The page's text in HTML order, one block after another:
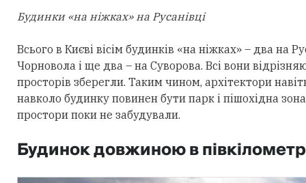
Будинки «на ніжках» на Русанівці​
Всього в Києві вісім будинків «на ніжках» – два на
Чорновола і ще два – на Суворова. Всі вони
просторів зберегли. Таким чином, архітектори
навколо будинку повинен бути парк і пішохідна
простори поки не забудували.
Будинок довжиною в